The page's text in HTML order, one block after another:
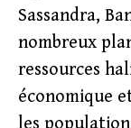
Sassandra,
nombreux
ressources
économique